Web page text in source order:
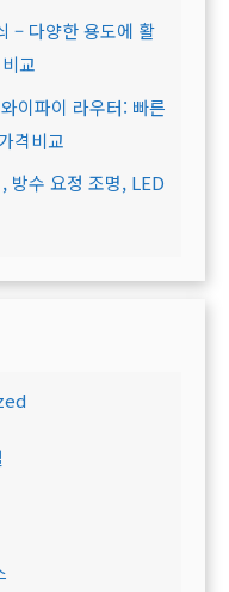
– 다양한 용도에 활
교
이파이 라우터: 빠른
격비교
방수 요정 조명, LED